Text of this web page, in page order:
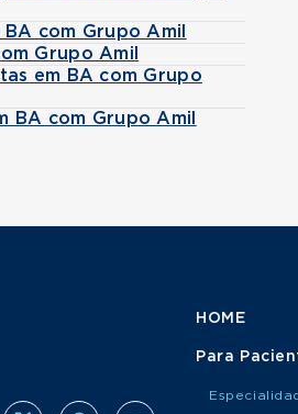
com Grupo Amil
Grupo Amil
em BA com Grupo
BA com Grupo Amil
HOME
Para